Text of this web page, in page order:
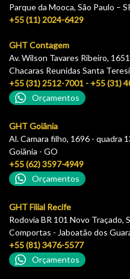
Parque da Mooca, São Paulo –
+55 (11) 2024-6429
GHT Contagem
Av. Wilson Tavares Ribeiro, 1651
Chacaras Reunidas Santa
+55 (31) 2512-7001 - +55 (31)
Orçamentos
GHT Goiânia
Al. Camara filho, 1696 - quadra
Goiãnia - GO
+55 (62) 3597-4949
Orçamentos
GHT Filial Recife
Rodovia BR 101 Novo Traçado,
Comportas - Jaboatão dos
+55 (81) 3476-5577
Orçamentos